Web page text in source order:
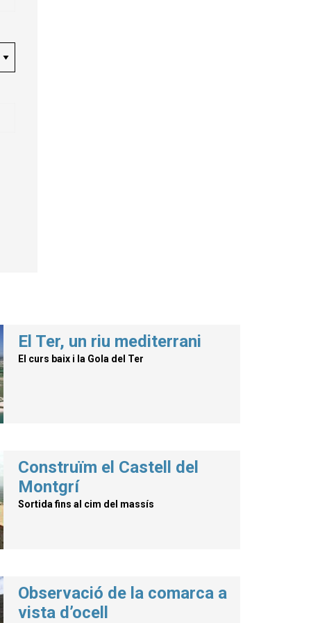
El Ter, un riu mediterrani
El curs baix i la Gola del Ter
Construïm el Castell del
Montgrí
Sortida fins al cim del massís
Observació de la comarca a
vista d’ocell